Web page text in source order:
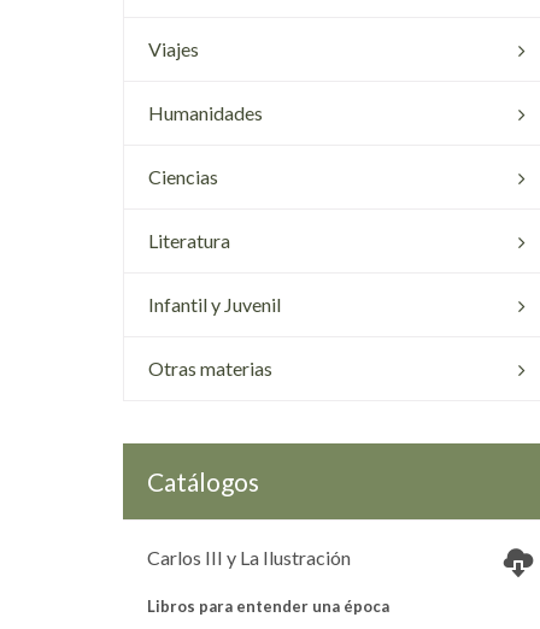
Viajes
Humanidades
Ciencias
Literatura
Infantil y Juvenil
Otras materias
Catálogos
Carlos III y La Ilustración
Libros para entender una época